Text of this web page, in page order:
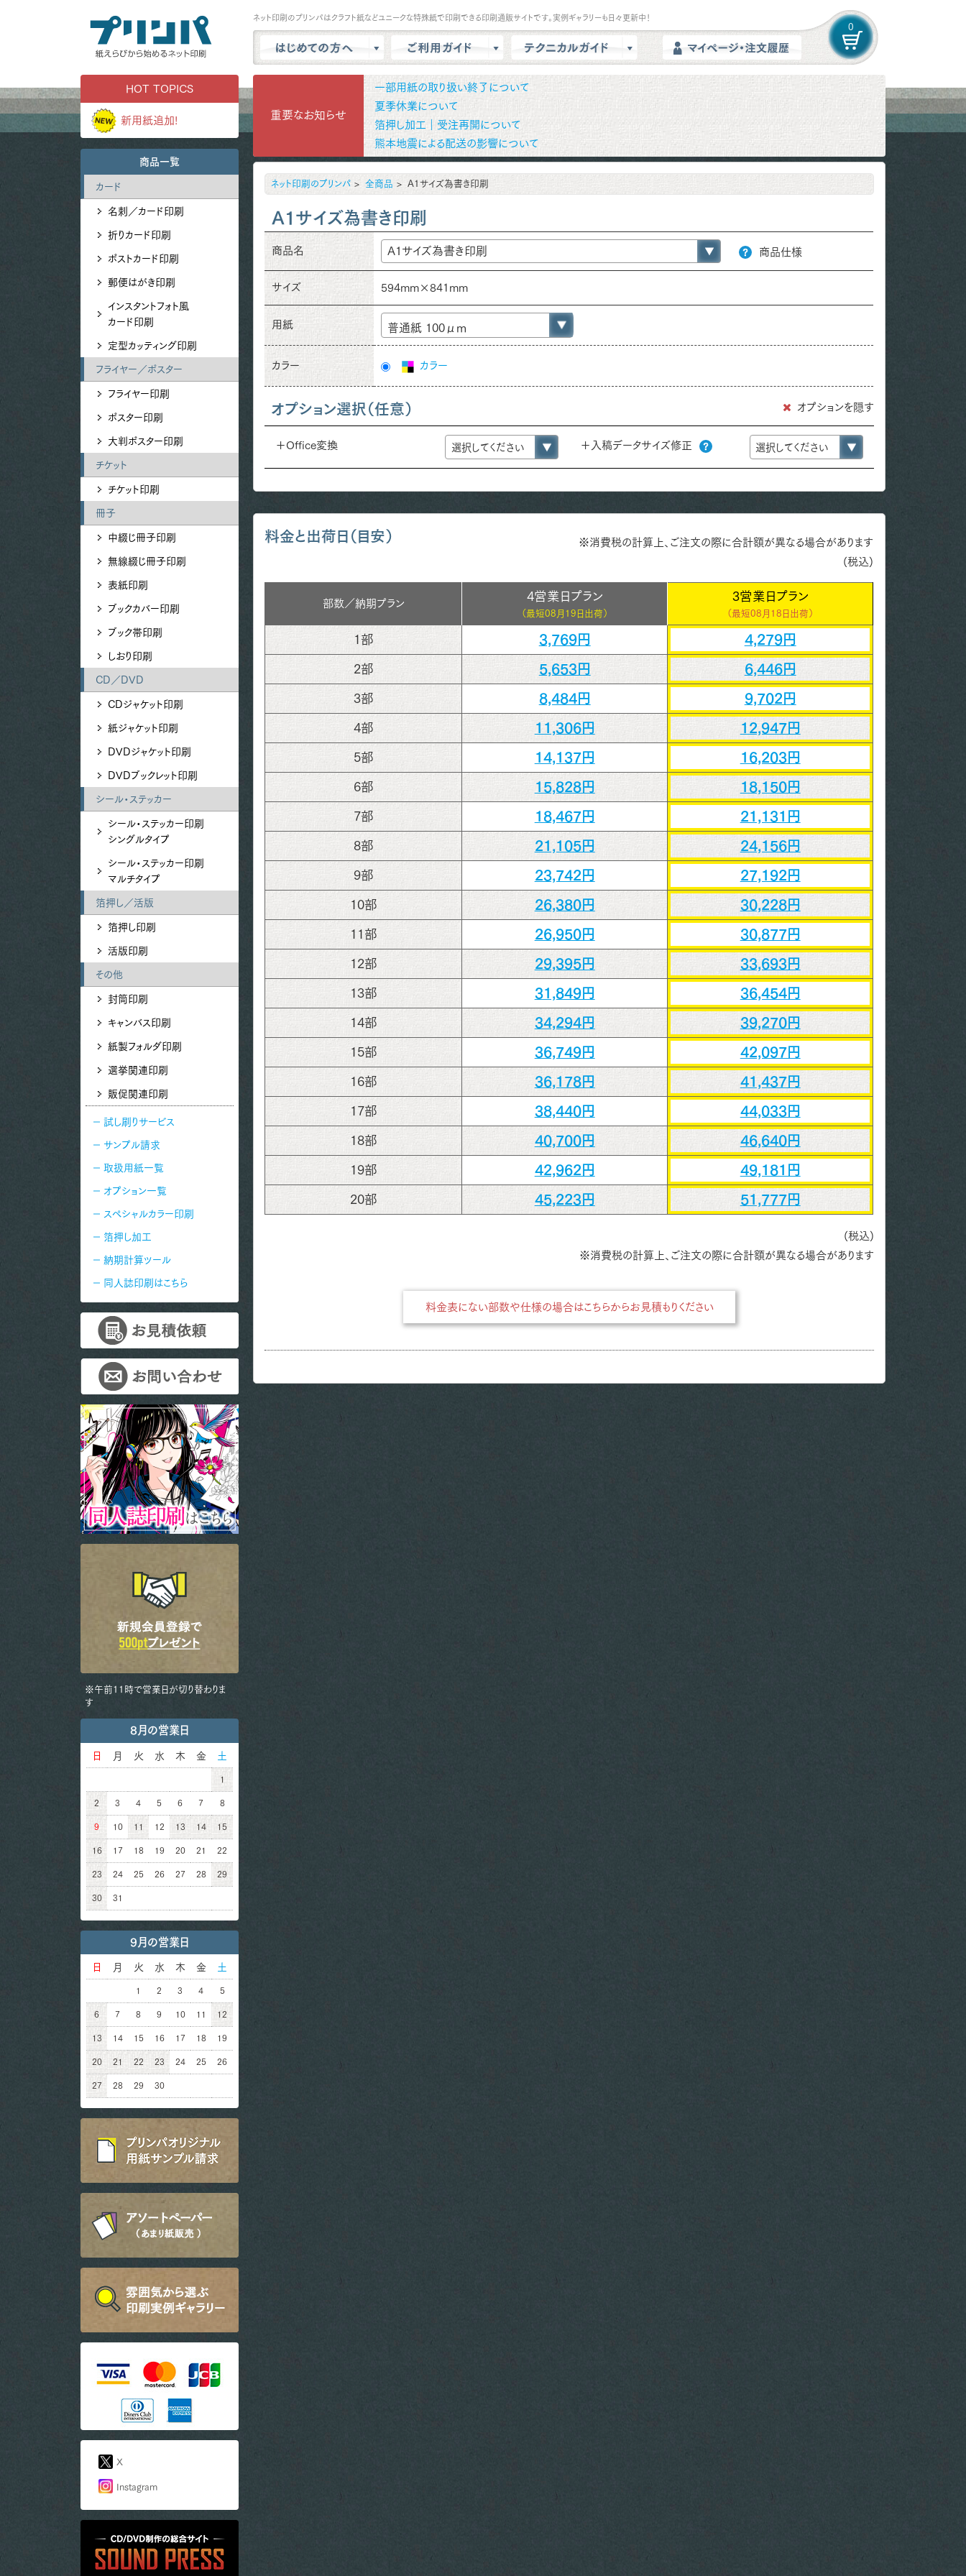
ネット印刷のプリンパはクラフト紙などユニークな特殊紙で印刷できる印刷通販サイトです。実例ギャラリーも日々更新中！
よくある質問
お問い合わせ
会員登録・ポイント
商品選択・カート
支払方法
データ入稿
配送方法/料金
テンプレート
印刷の基礎知識
0
HOT TOPICS
新用紙追加!
商品一覧
カード
名刺／カード印刷
折りカード印刷
ポストカード印刷
郵便はがき印刷
インスタントフォト風
カード印刷
定型カッティング印刷
フライヤー／ポスター
フライヤー印刷
ポスター印刷
大判ポスター印刷
チケット
チケット印刷
冊子
中綴じ冊子印刷
無線綴じ冊子印刷
表紙印刷
ブックカバー印刷
ブック帯印刷
しおり印刷
CD／DVD
CDジャケット印刷
紙ジャケット印刷
DVDジャケット印刷
DVDブックレット印刷
シール・ステッカー
シール・ステッカー印刷
シングルタイプ
シール・ステッカー印刷
マルチタイプ
箔押し／活版
箔押し印刷
活版印刷
その他
封筒印刷
キャンバス印刷
紙製フォルダ印刷
選挙関連印刷
販促関連印刷
試し刷りサービス
サンプル請求
取扱用紙一覧
オプション一覧
スペシャルカラー印刷
箔押し加工
納期計算ツール
同人誌印刷はこちら
※午前11時で営業日が切り替わりま
す
8月の営業日
日 月 火 水 木 金 土
1
2 3 4 5 6 7 8
9 10 11 12 13 14 15
16 17 18 19 20 21 22
23 24 25 26 27 28 29
30 31
9月の営業日
日 月 火 水 木 金 土
1 2 3 4 5
6 7 8 9 10 11 12
13 14 15 16 17 18 19
20 21 22 23 24 25 26
27 28 29 30
X
Instagram
重要なお知らせ
一部用紙の取り扱い終了について
夏季休業について
箔押し加工｜受注再開について
熊本地震による配送の影響について
ネット印刷のプリンパ 全商品 A1サイズ為書き印刷
A1サイズ為書き印刷
商品名 商品仕様
サイズ 594mm×841mm
用紙 普通紙 100μm
カラー カラー
オプション選択（任意） オプションを隠す
＋Office変換 ＋入稿データサイズ修正
料金と出荷日（目安）
※消費税の計算上、ご注文の際に合計額が異なる場合があります
(税込)
部数／ 納期プラン
4営業日プラン
（最短08月19日出荷）
3営業日プラン
（最短08月18日出荷）
1部 3,769円 4,279円
2部 5,653円 6,446円
3部 8,484円 9,702円
4部 11,306円 12,947円
5部 14,137円 16,203円
6部 15,828円 18,150円
7部 18,467円 21,131円
8部 21,105円 24,156円
9部 23,742円 27,192円
10部 26,380円 30,228円
11部 26,950円 30,877円
12部 29,395円 33,693円
13部 31,849円 36,454円
14部 34,294円 39,270円
15部 36,749円 42,097円
16部 36,178円 41,437円
17部 38,440円 44,033円
18部 40,700円 46,640円
19部 42,962円 49,181円
20部 45,223円 51,777円
(税込)
※消費税の計算上、ご注文の際に合計額が異なる場合があります
料金表にない部数や仕様の場合はこちらからお見積もりください